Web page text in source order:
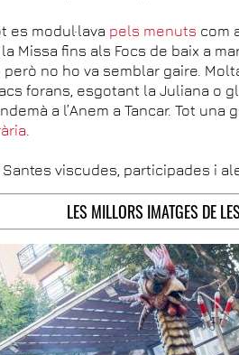
es modul·lava pels menuts com
Missa fins als Focs de baix a
no ho va semblar gaire.
forans, esgotant la Juliana o
a l’Anem a Tancar. Tot
viscudes, participades i
LES MILLORS IMATGES DE